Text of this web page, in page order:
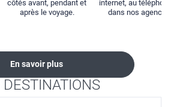
côtés avant, pendant et
après le voyage.
internet, au
dans nos
En savoir plus
DESTINATIONS